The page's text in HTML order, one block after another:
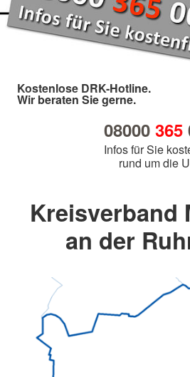
Kostenlose DRK-Hotline.
Wir beraten Sie gerne.
08000 365
Infos für Sie
rund um die
Kreisverband
an der